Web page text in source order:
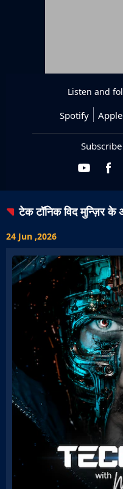
Listen and
Spotify
टेक टॉनिक विद मुन्ज़िरके
24 Jun ,2026